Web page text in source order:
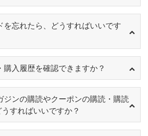
を忘れたら、どうすればいいです
購入履歴を確認できますか？
ジンの購読やクーポンの購読・購読
すればいいですか？